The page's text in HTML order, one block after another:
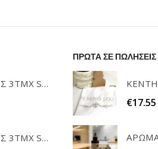
ΣΕΤ ΠΕΤΣΕΤΕΣ 3ΤΜΧ SOFRANO CIELO GUY LAROCHE
ΣΕΤ ΠΕΤΣΕΤΕΣ 3ΤΜΧ SOFRANO ANTHRACITE GUY LAROCHE
ΠΡΩΤΑ ΣΕ ΠΩΛΗΣΕΙΣ
€17.55